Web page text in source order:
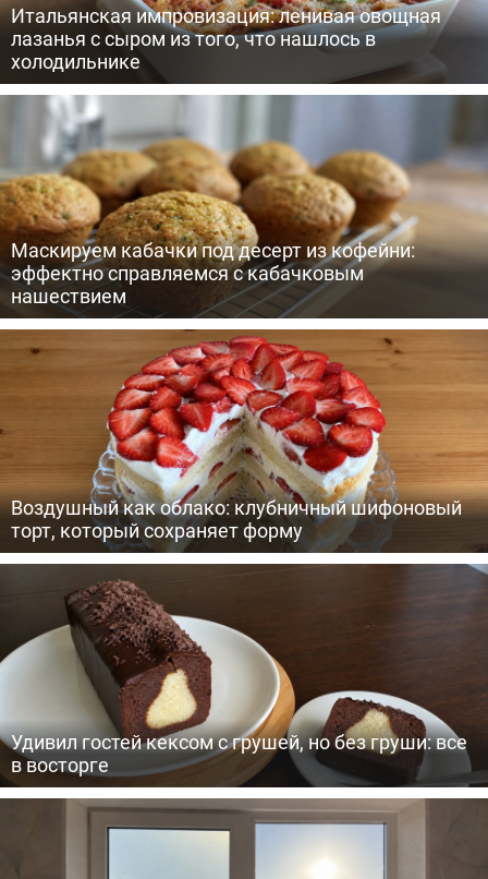
Итальянская импровизация: ленивая овощная
лазанья с сыром из того, что нашлось в
холодильнике
Маскируем кабачки под десерт из кофейни:
эффектно справляемся с кабачковым
нашествием
Воздушный как облако: клубничный шифоновый
торт, который сохраняет форму
Удивил гостей кексом с грушей, но без груши: все
в восторге